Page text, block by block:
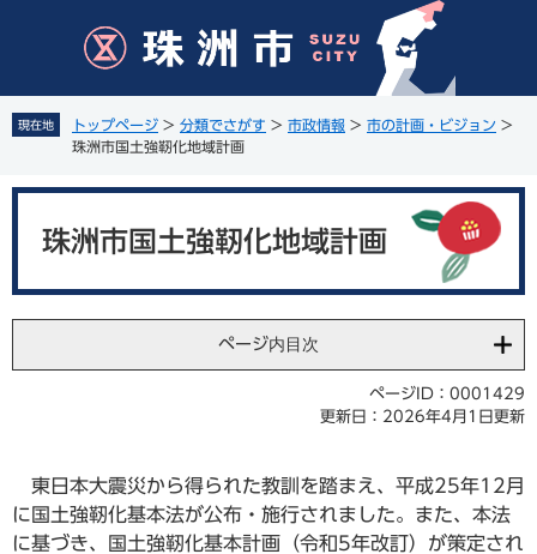
先
頭
す
を
飛
し
現在地 トップページ > 分類でさがす > 市政情報 > 市の計画・ビジョン >
珠洲市国土強靭化地域計画
珠洲市国土強靭化地域計画
ページ内目次
ページID：0001429
更新日：2026年4月1日更新
東日本大震災から得られた教訓を踏まえ、平成25年12月
に国土強靭化基本法が公布・施行されました。また、本法
に基づき、国土強靭化基本計画（令和5年改訂）が策定され